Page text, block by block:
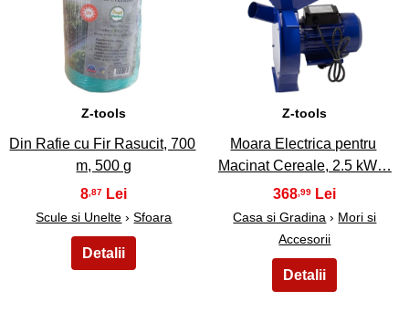
19
Z-tools
Din Rafie cu Fir Rasucit, 700
m, 500 g
8 ,87
Scule si Unelte ›Sfoara
20
Z-tools
Moara Electrica pentru
Macinat Cereale, 2.5 kW…
368 ,99
Casa si Gradina › Mori si
Accesorii